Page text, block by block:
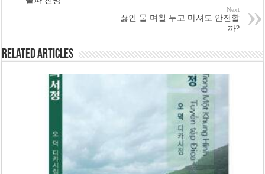
Next
끓인 물 며칠 두고 마셔도 안전할
까?
Related Articles